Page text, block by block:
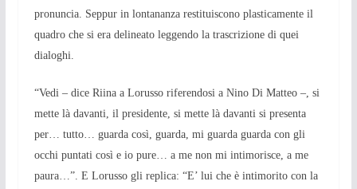
pronuncia. Seppur in lontananza restituiscono plasticamente il
quadro che si era delineato leggendo la trascrizione di quei
dialoghi.
“Vedi – dice Riina a Lorusso riferendosi a Nino Di Matteo –, si
mette là davanti, il presidente, si mette là davanti si presenta
per… tutto… guarda così, guarda, mi guarda guarda con gli
occhi puntati così e io pure… a me non mi intimorisce, a me
paura…”. E Lorusso gli replica: “E’ lui che è intimorito con la